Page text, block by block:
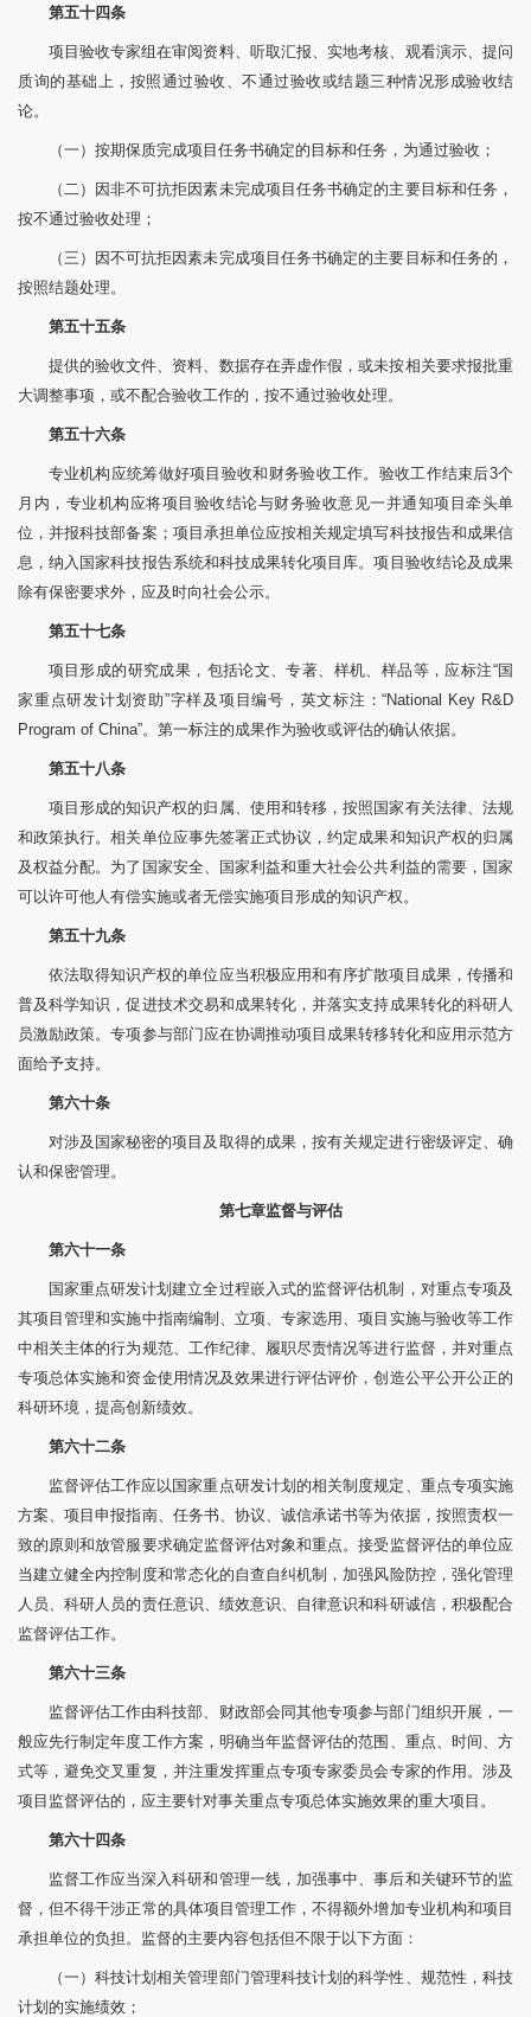
第五十四条
项目验收专家组在审阅资料、听取汇报、实地考核、观看演示、提问
质询的基础上，按照通过验收、不通过验收或结题三种情况形成验收结
论。
（一）按期保质完成项目任务书确定的目标和任务，为通过验收；
（二）因非不可抗拒因素未完成项目任务书确定的主要目标和任务，
按不通过验收处理；
（三）因不可抗拒因素未完成项目任务书确定的主要目标和任务的，
按照结题处理。
第五十五条
提供的验收文件、资料、数据存在弄虚作假，或未按相关要求报批重
大调整事项，或不配合验收工作的，按不通过验收处理。
第五十六条
专业机构应统筹做好项目验收和财务验收工作。验收工作结束后3个
月内，专业机构应将项目验收结论与财务验收意见一并通知项目牵头单
位，并报科技部备案；项目承担单位应按相关规定填写科技报告和成果信
息，纳入国家科技报告系统和科技成果转化项目库。项目验收结论及成果
除有保密要求外，应及时向社会公示。
第五十七条
项目形成的研究成果，包括论文、专著、样机、样品等，应标注“国
家重点研发计划资助”字样及项目编号，英文标注：“National Key R&D
Program of China”。第一标注的成果作为验收或评估的确认依据。
第五十八条
项目形成的知识产权的归属、使用和转移，按照国家有关法律、法规
和政策执行。相关单位应事先签署正式协议，约定成果和知识产权的归属
及权益分配。为了国家安全、国家利益和重大社会公共利益的需要，国家
可以许可他人有偿实施或者无偿实施项目形成的知识产权。
第五十九条
依法取得知识产权的单位应当积极应用和有序扩散项目成果，传播和
普及科学知识，促进技术交易和成果转化，并落实支持成果转化的科研人
员激励政策。专项参与部门应在协调推动项目成果转移转化和应用示范方
面给予支持。
第六十条
对涉及国家秘密的项目及取得的成果，按有关规定进行密级评定、确
认和保密管理。
第七章监督与评估
第六十一条
国家重点研发计划建立全过程嵌入式的监督评估机制，对重点专项及
其项目管理和实施中指南编制、立项、专家选用、项目实施与验收等工作
中相关主体的行为规范、工作纪律、履职尽责情况等进行监督，并对重点
专项总体实施和资金使用情况及效果进行评估评价，创造公平公开公正的
科研环境，提高创新绩效。
第六十二条
监督评估工作应以国家重点研发计划的相关制度规定、重点专项实施
方案、项目申报指南、任务书、协议、诚信承诺书等为依据，按照责权一
致的原则和放管服要求确定监督评估对象和重点。接受监督评估的单位应
当建立健全内控制度和常态化的自查自纠机制，加强风险防控，强化管理
人员、科研人员的责任意识、绩效意识、自律意识和科研诚信，积极配合
监督评估工作。
第六十三条
监督评估工作由科技部、财政部会同其他专项参与部门组织开展，一
般应先行制定年度工作方案，明确当年监督评估的范围、重点、时间、方
式等，避免交叉重复，并注重发挥重点专项专家委员会专家的作用。涉及
项目监督评估的，应主要针对事关重点专项总体实施效果的重大项目。
第六十四条
监督工作应当深入科研和管理一线，加强事中、事后和关键环节的监
督，但不得干涉正常的具体项目管理工作，不得额外增加专业机构和项目
承担单位的负担。监督的主要内容包括但不限于以下方面：
（一）科技计划相关管理部门管理科技计划的科学性、规范性，科技
计划的实施绩效；